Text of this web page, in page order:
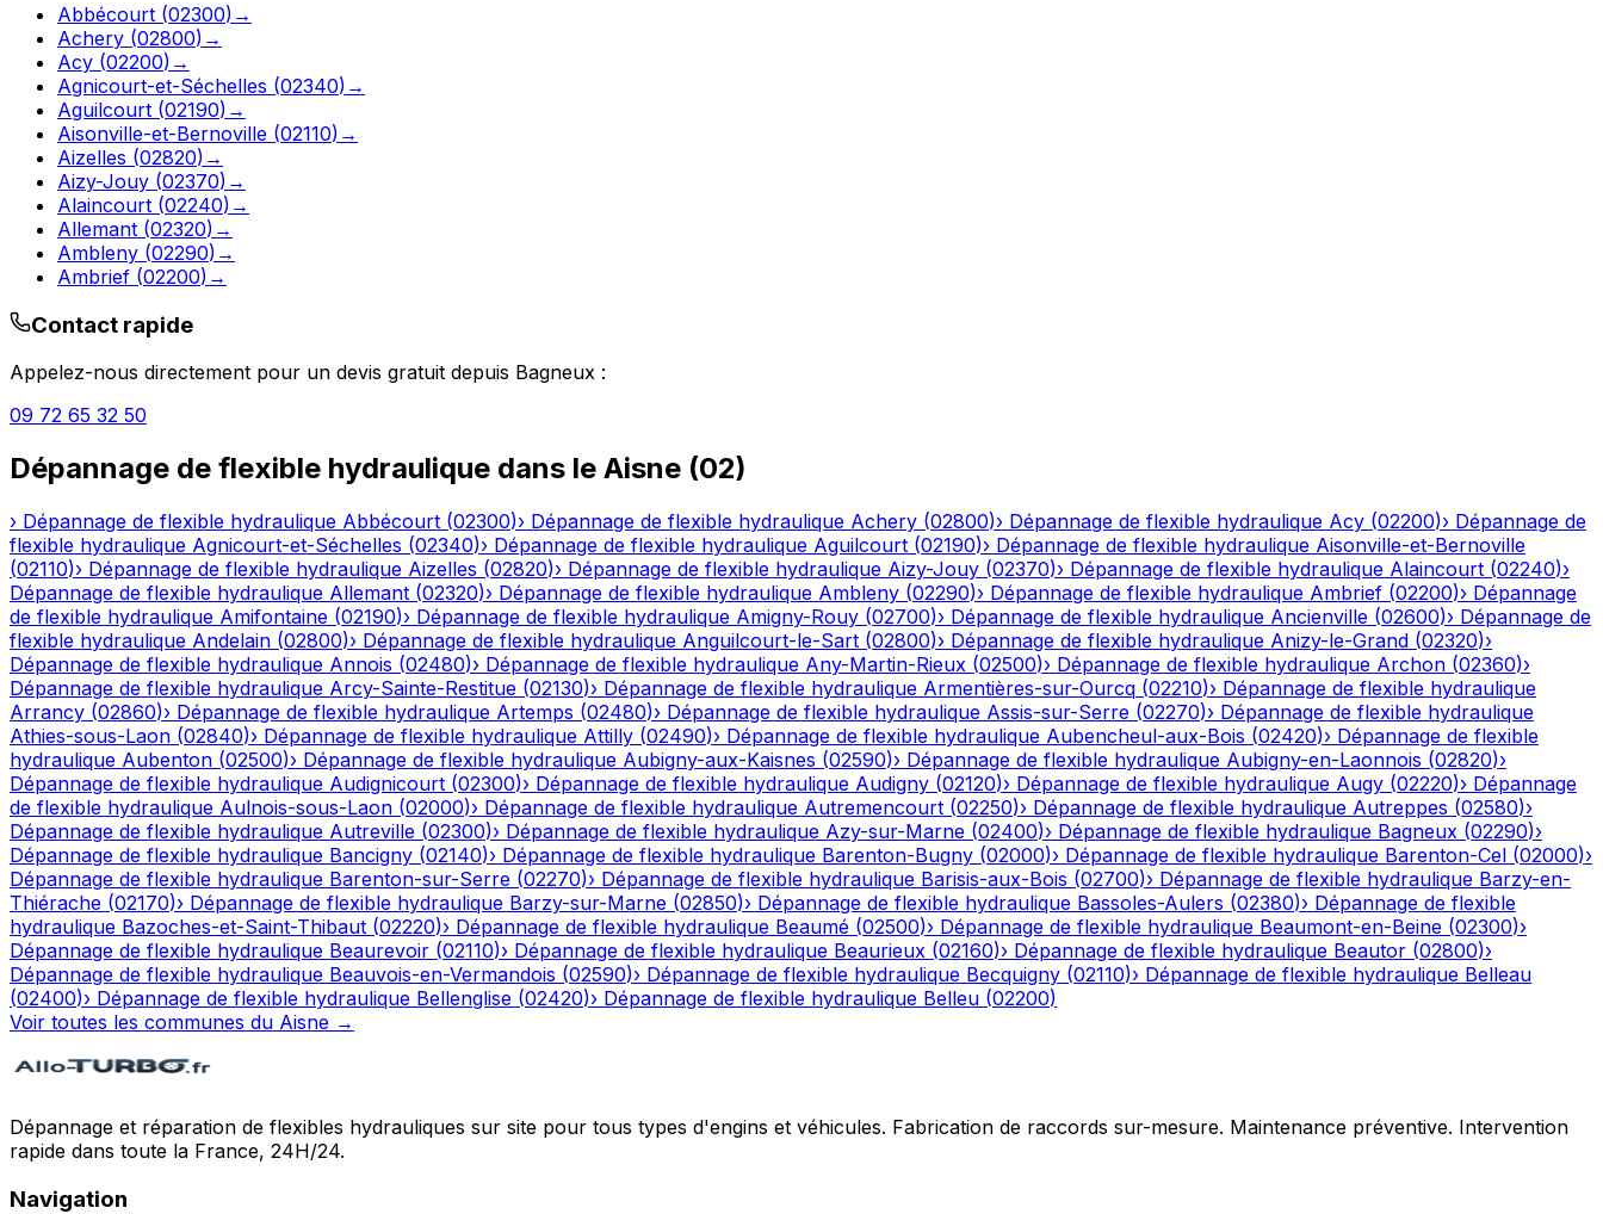
Abbécourt (02300) →
Achery (02800) →
Acy (02200) →
Agnicourt-et-Séchelles (02340) →
Aguilcourt (02190) →
Aisonville-et-Bernoville (02110) →
Aizelles (02820) →
Aizy-Jouy (02370) →
Alaincourt (02240) →
Allemant (02320) →
Ambleny (02290) →
Ambrief (02200) →
Contact rapide
Appelez-nous directement pour un devis gratuit depuis Bagneux :
09 72 65 32 50
Dépannage de flexible hydraulique dans le Aisne (02)
› Dépannage de flexible hydraulique Abbécourt (02300)› Dépannage de flexible hydraulique Achery (02800)› Dépannage de flexible hydraulique Acy (02200)› Dépannage de
flexible hydraulique Agnicourt-et-Séchelles (02340)› Dépannage de flexible hydraulique Aguilcourt (02190)› Dépannage de flexible hydraulique Aisonville-et-Bernoville
(02110)› Dépannage de flexible hydraulique Aizelles (02820)› Dépannage de flexible hydraulique Aizy-Jouy (02370)› Dépannage de flexible hydraulique Alaincourt (02240)›
Dépannage de flexible hydraulique Allemant (02320)› Dépannage de flexible hydraulique Ambleny (02290)› Dépannage de flexible hydraulique Ambrief (02200)› Dépannage
de flexible hydraulique Amifontaine (02190)› Dépannage de flexible hydraulique Amigny-Rouy (02700)› Dépannage de flexible hydraulique Ancienville (02600)› Dépannage de
flexible hydraulique Andelain (02800)› Dépannage de flexible hydraulique Anguilcourt-le-Sart (02800)› Dépannage de flexible hydraulique Anizy-le-Grand (02320)›
Dépannage de flexible hydraulique Annois (02480)› Dépannage de flexible hydraulique Any-Martin-Rieux (02500)› Dépannage de flexible hydraulique Archon (02360)›
Dépannage de flexible hydraulique Arcy-Sainte-Restitue (02130)› Dépannage de flexible hydraulique Armentières-sur-Ourcq (02210)› Dépannage de flexible hydraulique
Arrancy (02860)› Dépannage de flexible hydraulique Artemps (02480)› Dépannage de flexible hydraulique Assis-sur-Serre (02270)› Dépannage de flexible hydraulique
Athies-sous-Laon (02840)› Dépannage de flexible hydraulique Attilly (02490)› Dépannage de flexible hydraulique Aubencheul-aux-Bois (02420)› Dépannage de flexible
hydraulique Aubenton (02500)› Dépannage de flexible hydraulique Aubigny-aux-Kaisnes (02590)› Dépannage de flexible hydraulique Aubigny-en-Laonnois (02820)›
Dépannage de flexible hydraulique Audignicourt (02300)› Dépannage de flexible hydraulique Audigny (02120)› Dépannage de flexible hydraulique Augy (02220)› Dépannage
de flexible hydraulique Aulnois-sous-Laon (02000)› Dépannage de flexible hydraulique Autremencourt (02250)› Dépannage de flexible hydraulique Autreppes (02580)›
Dépannage de flexible hydraulique Autreville (02300)› Dépannage de flexible hydraulique Azy-sur-Marne (02400)› Dépannage de flexible hydraulique Bagneux (02290)›
Dépannage de flexible hydraulique Bancigny (02140)› Dépannage de flexible hydraulique Barenton-Bugny (02000)› Dépannage de flexible hydraulique Barenton-Cel (02000)›
Dépannage de flexible hydraulique Barenton-sur-Serre (02270)› Dépannage de flexible hydraulique Barisis-aux-Bois (02700)› Dépannage de flexible hydraulique Barzy-en-
Thiérache (02170)› Dépannage de flexible hydraulique Barzy-sur-Marne (02850)› Dépannage de flexible hydraulique Bassoles-Aulers (02380)› Dépannage de flexible
hydraulique Bazoches-et-Saint-Thibaut (02220)› Dépannage de flexible hydraulique Beaumé (02500)› Dépannage de flexible hydraulique Beaumont-en-Beine (02300)›
Dépannage de flexible hydraulique Beaurevoir (02110)› Dépannage de flexible hydraulique Beaurieux (02160)› Dépannage de flexible hydraulique Beautor (02800)›
Dépannage de flexible hydraulique Beauvois-en-Vermandois (02590)› Dépannage de flexible hydraulique Becquigny (02110)› Dépannage de flexible hydraulique Belleau
(02400)› Dépannage de flexible hydraulique Bellenglise (02420)› Dépannage de flexible hydraulique Belleu (02200)
Voir toutes les communes du Aisne →
Dépannage et réparation de flexibles hydrauliques sur site pour tous types d'engins et véhicules. Fabrication de raccords sur-mesure. Maintenance préventive. Intervention
rapide dans toute la France, 24H/24.
Navigation